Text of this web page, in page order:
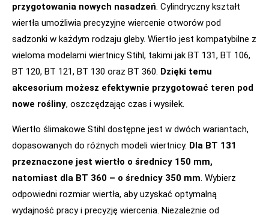
przygotowania nowych nasadzeń. Cylindryczny kształt
wiertła umożliwia precyzyjne wiercenie otworów pod
sadzonki w każdym rodzaju gleby. Wiertło jest kompatybilne z
wieloma modelami wiertnicy Stihl, takimi jak BT 131, BT 106,
BT 120, BT 121, BT 130 oraz BT 360. Dzięki temu
akcesorium możesz efektywnie przygotować teren pod
nowe rośliny, oszczędzając czas i wysiłek.
Wiertło ślimakowe Stihl dostępne jest w dwóch wariantach,
dopasowanych do różnych modeli wiertnicy. Dla BT 131
przeznaczone jest wiertło o średnicy 150 mm,
natomiast dla BT 360 – o średnicy 350 mm. Wybierz
odpowiedni rozmiar wiertła, aby uzyskać optymalną
wydajność pracy i precyzję wiercenia. Niezależnie od